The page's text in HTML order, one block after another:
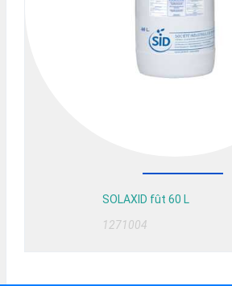
SOLAXID fût 60 L
1271004